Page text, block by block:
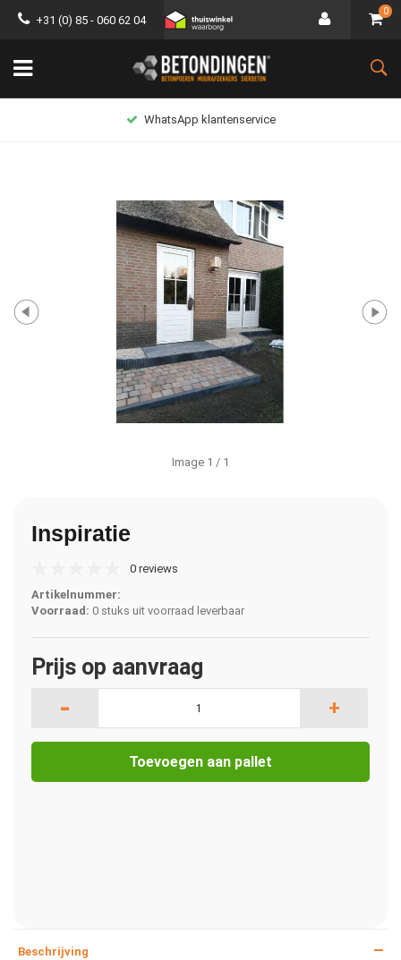
+31 (0) 85 - 060 62 04
0
WhatsApp klantenservice
Image 1 / 1
Inspiratie
0 reviews
Artikelnummer:
Voorraad: 0 stuks uit voorraad leverbaar
Prijs op aanvraag
- +
Toevoegen aan pallet
Beschrijving